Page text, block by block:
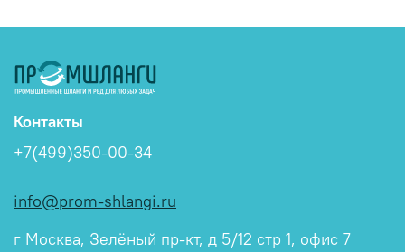
Контакты
+7(499)350-00-34
info@prom-shlangi.ru
г Москва, Зелёный пр-кт, д 5/12 стр 1, офис 7